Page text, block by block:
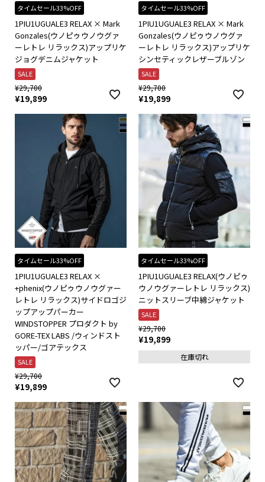
タイムセール33%OFF
1PIU1UGUALE3 RELAX × Mark
Gonzales(ウノピゥウノウグァ
ーレトレ リラックス)アップリケ
ジョグデニムジャケット
SALE
¥29,700
¥19,899
タイムセール33%OFF
1PIU1UGUALE3 RELAX × Mark
Gonzales(ウノピゥウノウグァ
ーレトレ リラックス)アップリケ
シンセティックレザーブルゾン
SALE
¥29,700
¥19,899
タイムセール33%OFF
1PIU1UGUALE3 RELAX ×
+phenix(ウノピゥウノウグァー
レトレ リラックス)サイドロゴジ
ップアップパーカー
WINDSTOPPER プロダクト by
GORE-TEX LABS /ウィンドスト
ッパー/ゴアテックス
SALE
¥29,700
¥19,899
タイムセール33%OFF
1PIU1UGUALE3 RELAX(ウノピゥ
ウノウグァーレトレ リラックス)
ニットスリーブ中綿ジャケット
SALE
¥29,700
¥19,899
在庫切れ